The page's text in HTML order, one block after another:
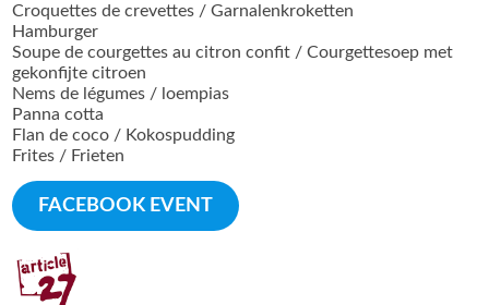
Croquettes de crevettes / Garnalenkroketten
Hamburger
Soupe de courgettes au citron confit / Courgettesoep met
gekonfijte citroen
Nems de légumes / loempias
Panna cotta
Flan de coco / Kokospudding
Frites / Frieten
FACEBOOK EVENT